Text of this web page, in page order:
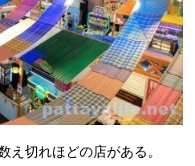
え切れほどの店がある。